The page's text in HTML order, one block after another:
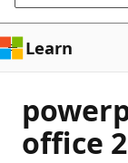
Learn
office